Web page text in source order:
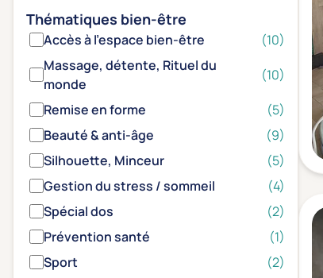
Thématiques bien-être
Accès à l'espace bien-être
(10)
Massage, détente, Rituel du
monde
(10)
Remise en forme
(5)
Beauté & anti-âge
(9)
Silhouette, Minceur
(5)
Gestion du stress / sommeil
(4)
Spécial dos
(2)
Prévention santé
(1)
Sport
(2)